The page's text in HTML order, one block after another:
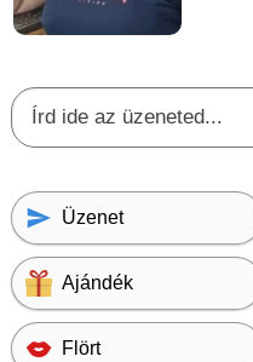
Üzenet
Ajándék
Flört